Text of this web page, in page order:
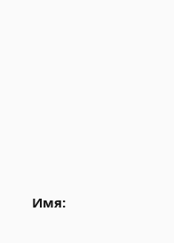
Имя: